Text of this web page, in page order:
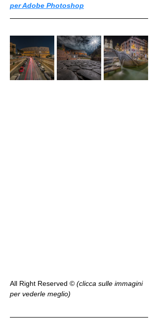
per Adobe Photoshop
All Right Reserved ©️ (clicca sulle immagini
per vederle meglio)